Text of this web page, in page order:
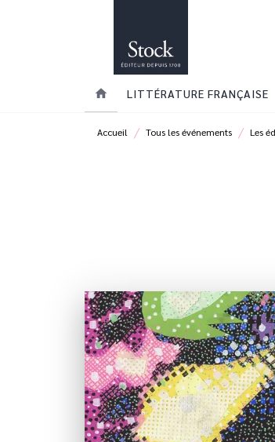
home LITTÉRATURE FRANÇAISE
Accueil / Tous les événements / Les